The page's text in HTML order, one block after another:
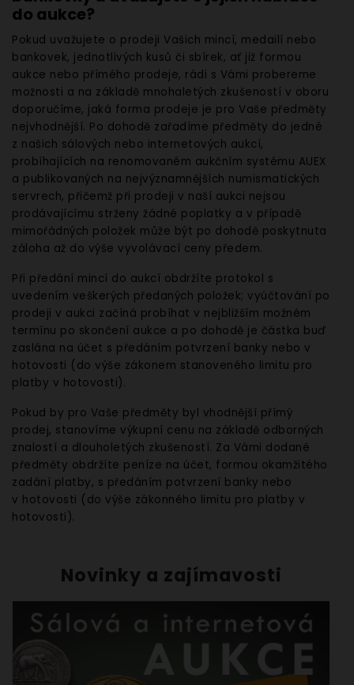
do aukce?
Pokud uvažujete o prodeji Vašich mincí, medailí nebo
bankovek, jednotlivých kusů či sbírek, ať již formou
aukce nebo přímého prodeje, rádi s Vámi probereme
možnosti a na základě mnohaletých zkušeností v oboru
doporučíme, jaká forma prodeje je pro Vaše předměty
nejvhodnější. Po dohodě zařadíme předměty do jedné
z našich sálových nebo internetových aukcí,
probíhajících na renomovaném aukčním systému AUEX
a publikovaných na nejvýznamnějších numismatických
servrech, přičemž při prodeji v naší aukci nejsou
prodávajícímu strženy žádné poplatky a v případě
mimořádných položek může být po dohodě poskytnuta
záloha až do výše vyvolávací ceny předem.
Při předání mincí do aukcí obdržíte protokol s
uvedením veškerých předaných položek; vyúčtování po
prodeji v aukci začíná probíhat v nejbližším možném
termínu po skončení aukce a po dohodě je částka buď
zaslána na účet s předáním potvrzení banky nebo v
hotovosti (do výše zákonem stanoveného limitu pro
platby v hotovosti).
Pokud by pro Vaše předměty byl vhodnější přímý
prodej, stanovíme výkupní cenu na základě odborných
znalostí a dlouholetých zkušeností. Za Vámi dodané
předměty obdržíte peníze na účet, formou okamžitého
zadání platby, s předáním potvrzení banky nebo
v hotovosti (do výše zákonného limitu pro platby v
hotovosti).
Novinky a zajímavosti